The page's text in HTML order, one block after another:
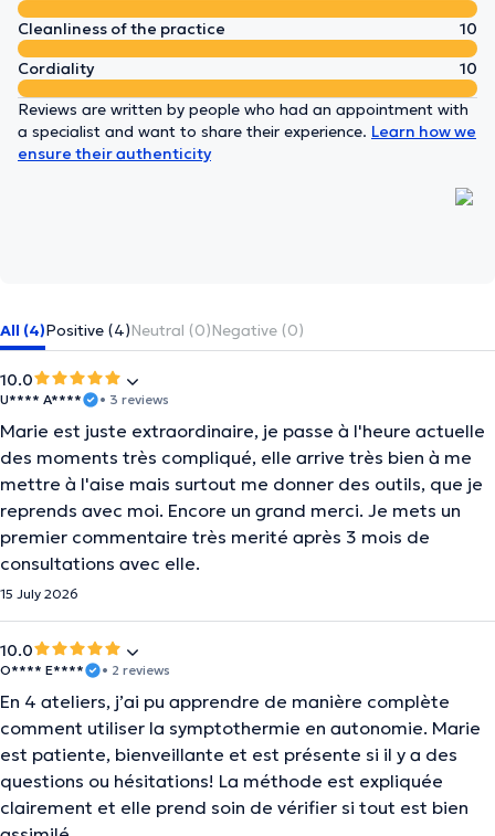
Cleanliness of the practice
10
Cordiality
10
Reviews are written by people who had an appointment with
a specialist and want to share their experience. Learn how we
ensure their authenticity
All (4)Positive (4)Neutral (0)Negative (0)
10.0
U**** A**** • 3 reviews
Marie est juste extraordinaire, je passe à l'heure actuelle
des moments très compliqué, elle arrive très bien à me
mettre à l'aise mais surtout me donner des outils, que je
reprends avec moi. Encore un grand merci. Je mets un
premier commentaire très merité après 3 mois de
consultations avec elle.
15 July 2026
10.0
O**** E**** • 2 reviews
En 4 ateliers, j’ai pu apprendre de manière complète
comment utiliser la symptothermie en autonomie. Marie
est patiente, bienveillante et est présente si il y a des
questions ou hésitations! La méthode est expliquée
clairement et elle prend soin de vérifier si tout est bien